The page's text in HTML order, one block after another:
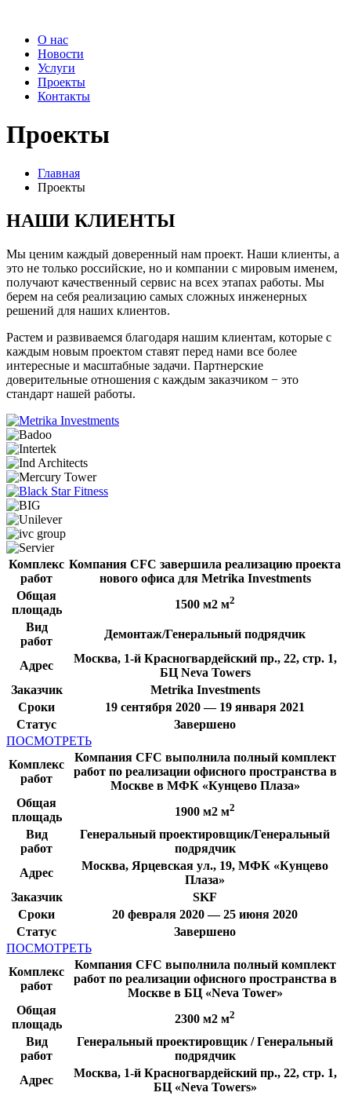
О нас
Новости
Услуги
Проекты
Контакты
Проекты
Главная
Проекты
НАШИ КЛИЕНТЫ
Мы ценим каждый доверенный нам проект. Наши клиенты, а
это не только российские, но и компании с мировым именем,
получают качественный сервис на всех этапах работы. Мы
берем на себя реализацию самых сложных инженерных
решений для наших клиентов.
Растем и развиваемся благодаря нашим клиентам, которые с
каждым новым проектом ставят перед нами все более
интересные и масштабные задачи. Партнерские
доверительные отношения с каждым заказчиком − это
стандарт нашей работы.
Комплекс
работ
Компания CFC завершила реализацию проекта
нового офиса для Metrika Investments
Общая
площадь
1500 м2 м2
Вид
работ
Демонтаж/Генеральный подрядчик
Адрес
Москва, 1-й Красногвардейский пр., 22, стр. 1,
БЦ Neva Towers
Заказчик
Metrika Investments
Сроки
19 сентября 2020 — 19 января 2021
Статус
Завершено
ПОСМОТРЕТЬ
Комплекс
работ
Компания CFC выполнила полный комплект
работ по реализации офисного пространства в
Москве в МФК «Кунцево Плаза»
Общая
площадь
1900 м2 м2
Вид
работ
Генеральный проектировщик/Генеральный
подрядчик
Адрес
Москва, Ярцевская ул., 19, МФК «Кунцево
Плаза»
Заказчик
SKF
Сроки
20 февраля 2020 — 25 июня 2020
Статус
Завершено
ПОСМОТРЕТЬ
Комплекс
работ
Компания CFC выполнила полный комплект
работ по реализации офисного пространства в
Москве в БЦ «Neva Tower»
Общая
площадь
2300 м2 м2
Вид
работ
Генеральный проектировщик / Генеральный
подрядчик
Адрес
Москва, 1-й Красногвардейский пр., 22, стр. 1,
БЦ «Neva Towers»